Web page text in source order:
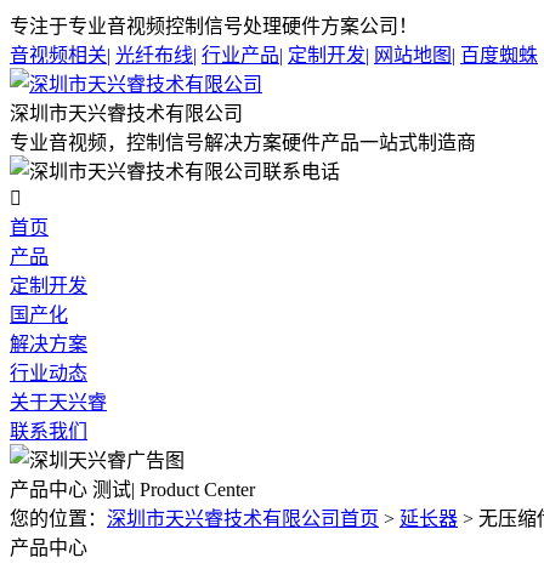
专注于专业音视频控制信号处理硬件方案公司！
音视频相关| 光纤布线| 行业产品| 定制开发| 网站地图 | 百度蜘蛛
深圳市天兴睿技术有限公司
专业音视频，控制信号解决方案硬件产品一站式制造商

首页
产品
定制开发
国产化
解决方案
行业动态
关于天兴睿
联系我们
产品中心 测试| Product Center
您的位置： 深圳市天兴睿技术有限公司首页 > 延长器 > 无压缩
产品中心